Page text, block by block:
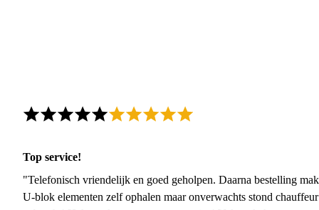
Top service!
"Telefonisch vriendelijk en goed geholpen. Daarna bestelling
U-blok elementen zelf ophalen maar onverwachts stond